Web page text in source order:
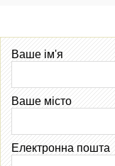
Ваше ім'я
Ваше місто
Електронна пошта